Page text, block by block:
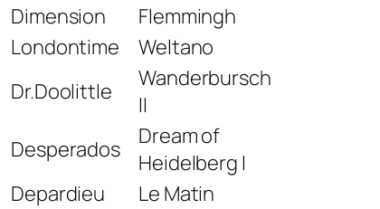
Dimension
Flemmingh
Londontime
Weltano
Dr.Doolittle
Wanderbursch
II
Desperados
Dream of
Heidelberg I
Depardieu Le Matin